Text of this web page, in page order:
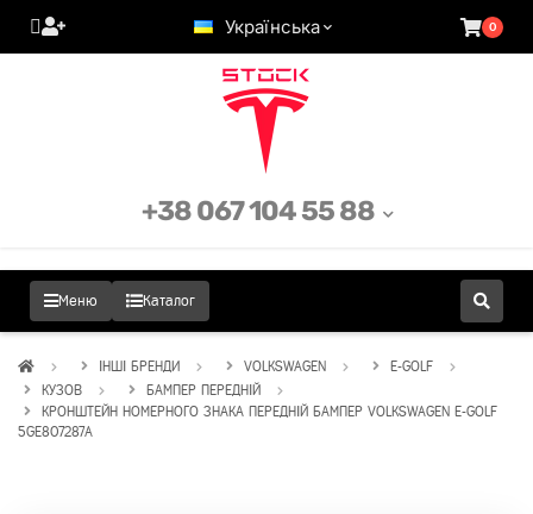
Українська 0
Меню Каталог
+38 067 104 55 88
ІНШІ БРЕНДИ VOLKSWAGEN
E-GOLF
КУЗОВ
БАМПЕР ПЕРЕДНІЙ
КРОНШТЕЙН НОМЕРНОГО ЗНАКА ПЕРЕДНІЙ БАМПЕР VOLKSWAGEN E-GOLF
5GE807287A